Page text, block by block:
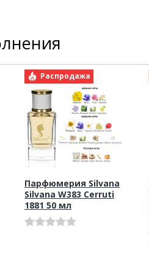
Распродажа
Парфюмерия Silvana
Silvana W383 Cerruti
1881 50 мл